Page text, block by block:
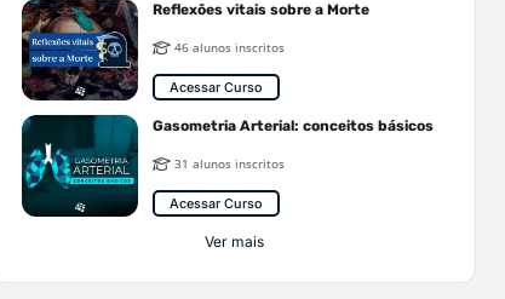
Reflexões vitais sobre a Morte
46 alunos inscritos
Acessar Curso
Gasometria Arterial: conceitos básicos
31 alunos inscritos
Acessar Curso
Ver mais